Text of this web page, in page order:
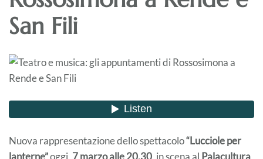
San Fili
Nuova rappresentazione dello spettacolo“Lucciole per
lanterne”oggi, 7 marzo alle 20.30, in scena al Palacultura